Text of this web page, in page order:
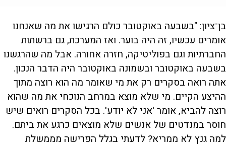
בן־ציון: "בשבעה באוקטובר כולם הרגישו את מה שאנחנו
אומרים עכשיו, זה היה בוער. ואז המערכת, גם ברשתות
החברתיות וגם בפוליטיקה, חזרה אחורה. אבל מה שהרגשנו
בשבעה באוקטובר ובשמונה באוקטובר היה הדבר הנכון.
אתה רואה בסקרים רק את מי שאומר מה הוא רוצה מתוך
ההיצע הקיים. מי שלא מוצא במרחב הנוכחי את מה שהוא
רוצה להביא, אומר 'אני לא יודע'. בכל הסקרים רואים שיש
חוסר במנדטים של אנשים שלא מוצאים כרגע את ביתם.
למה גנץ לא ממריא? לדעתי בגלל הפרישה מממשלת